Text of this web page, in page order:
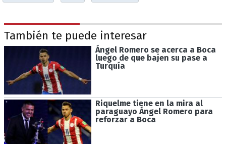
También te puede interesar
Ángel Romero se acerca a Boca
luego de que bajen su pase a
Turquía
Riquelme tiene en la mira al
paraguayo Ángel Romero para
reforzar a Boca